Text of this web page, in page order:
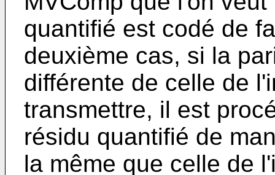
quantifié est codé de
deuxième cas, si la
différente de celle de
transmettre, il est
résidu quantifié de
la même que celle de